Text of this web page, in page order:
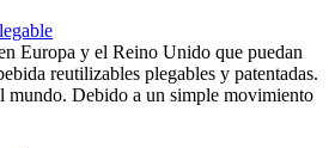
Europa y el Reino Unido que puedan
reutilizables plegables y patentadas.
mundo. Debido a un simple movimiento